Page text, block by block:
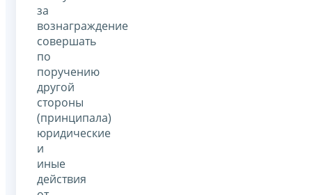
за
вознаграждение
совершать
по
поручению
другой
стороны
(принципала)
юридические
и
иные
действия